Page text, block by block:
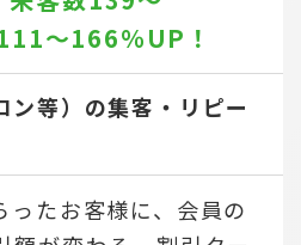
～166％UP！
ン等）の集客・リピー
ったお客様に、会員の